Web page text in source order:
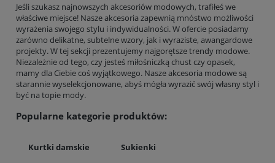
Jeśli szukasz najnowszych akcesoriów modowych, trafiłeś we
właściwe miejsce! Nasze akcesoria zapewnią mnóstwo możliwości
wyrażenia swojego stylu i indywidualności. W ofercie posiadamy
zarówno delikatne, subtelne wzory, jak i wyraziste, awangardowe
projekty. W tej sekcji prezentujemy najgorętsze trendy modowe.
Niezależnie od tego, czy jesteś miłośniczką chust czy opasek,
mamy dla Ciebie coś wyjątkowego. Nasze akcesoria modowe są
starannie wyselekcjonowane, abyś mógła wyrazić swój własny styl i
być na topie mody.
Popularne kategorie produktów:
Kurtki damskie Sukienki